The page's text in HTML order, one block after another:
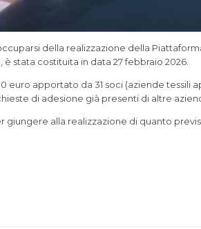
della realizzazione della
stata costituita in data 27 febbraio 2026.
euro apportato da 31 soci (aziende tessili
di adesione già presenti di altre
giungere alla realizzazione di quanto